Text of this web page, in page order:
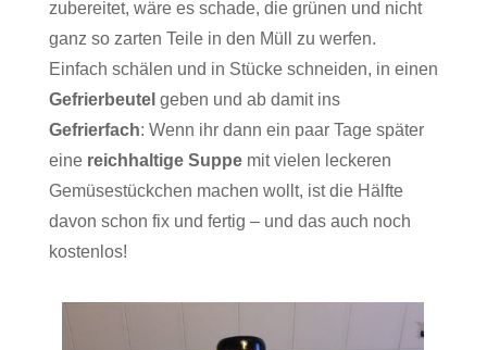
zubereitet, wäre es schade, die grünen und nicht
ganz so zarten Teile in den Müll zu werfen.
Einfach schälen und in Stücke schneiden, in einen
Gefrierbeutel geben und ab damit ins
Gefrierfach: Wenn ihr dann ein paar Tage später
eine reichhaltige Suppemit vielen leckeren
Gemüsestückchen machen wollt, ist die Hälfte
davon schon fix und fertig – und das auch noch
kostenlos!